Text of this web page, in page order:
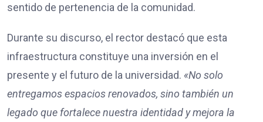
sentido de pertenencia de la comunidad.
Durante su discurso, el rector destacó que esta
infraestructura constituye una inversión en el
presente y el futuro de la universidad. «No solo
entregamos espacios renovados, sino también un
legado que fortalece nuestra identidad y mejora la